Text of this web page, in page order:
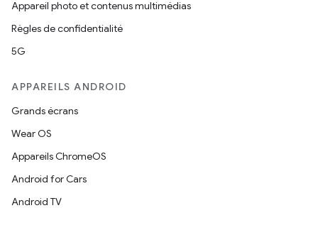
Appareil photo et contenus multimédias
Règles de confidentialité
5G
APPAREILS ANDROID
Grands écrans
Wear OS
Appareils ChromeOS
Android for Cars
Android TV